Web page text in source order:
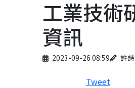
工業技術
資訊
Published on
2023-09-26 08:59
Author 許
Tweet